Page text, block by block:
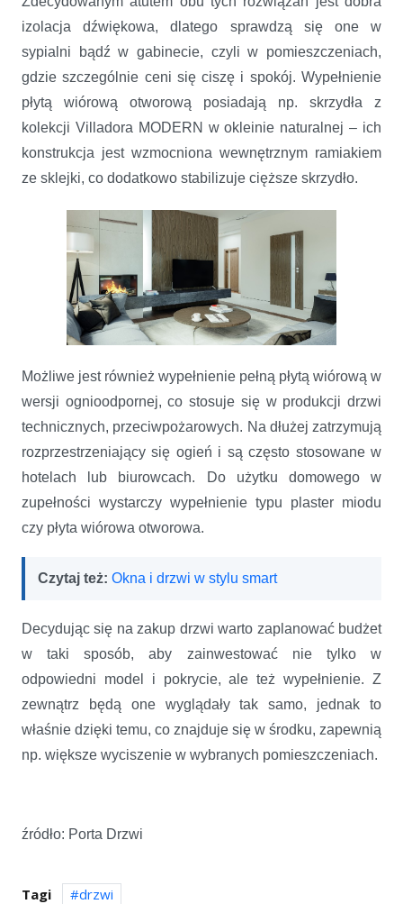
izolacja dźwiękowa, dlatego sprawdzą się one w
sypialni bądź w gabinecie, czyli w pomieszczeniach,
gdzie szczególnie ceni się ciszę i spokój. Wypełnienie
płytą wiórową otworową posiadają np. skrzydła z
kolekcji Villadora MODERN w okleinie naturalnej – ich
konstrukcja jest wzmocniona wewnętrznym ramiakiem
ze sklejki, co dodatkowo stabilizuje cięższe skrzydło.
Możliwe jest również wypełnienie pełną płytą wiórową w
wersji ognioodpornej, co stosuje się w produkcji drzwi
technicznych, przeciwpożarowych. Na dłużej zatrzymują
rozprzestrzeniający się ogień i są często stosowane w
hotelach lub biurowcach. Do użytku domowego w
zupełności wystarczy wypełnienie typu plaster miodu
czy płyta wiórowa otworowa.
Czytaj też: Okna i drzwi w stylu smart
Decydując się na zakup drzwi warto zaplanować budżet
w taki sposób, aby zainwestować nie tylko w
odpowiedni model i pokrycie, ale też wypełnienie. Z
zewnątrz będą one wyglądały tak samo, jednak to
właśnie dzięki temu, co znajduje się w środku, zapewnią
np. większe wyciszenie w wybranych pomieszczeniach.
źródło: Porta Drzwi
Tagi drzwi